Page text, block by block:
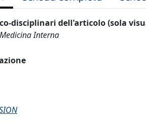
disciplinari dell'articolo (sola
Interna